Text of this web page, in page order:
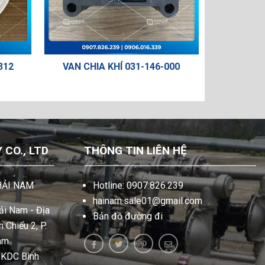
VAN CHIA KHÍ 031-146-000
CO., LTD
NAM
Nam - Địa
Chiểu 2, P.
Bình
THÔNG TIN LIÊN HỆ
Hotline: 0907.826.239
hainam.sale01@gmail.com
Bản đồ đường đi